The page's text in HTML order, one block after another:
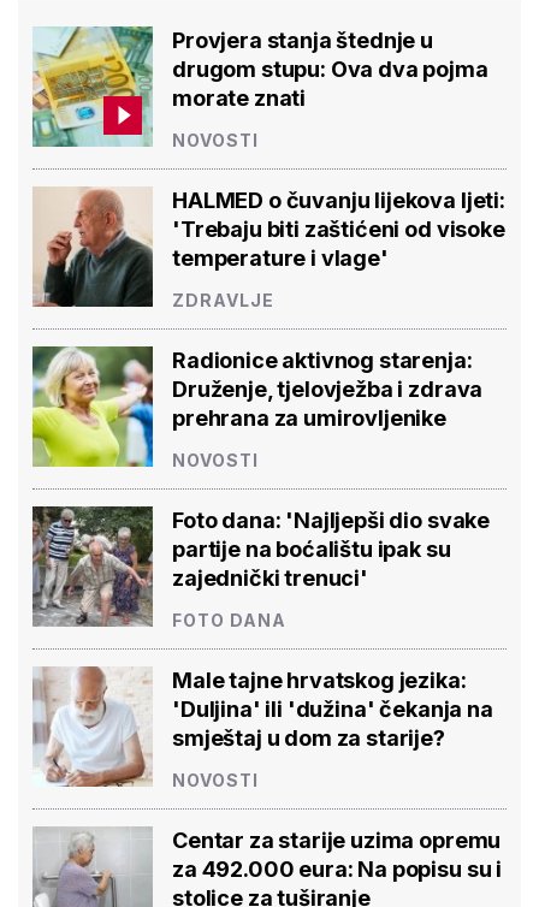
Provjera stanja štednje u
drugom stupu: Ova dva pojma
morate znati
NOVOSTI
HALMED o čuvanju lijekova ljeti:
'Trebaju biti zaštićeni od visoke
temperature i vlage'
ZDRAVLJE
Radionice aktivnog starenja:
Druženje, tjelovježba i zdrava
prehrana za umirovljenike
NOVOSTI
Foto dana: 'Najljepši dio svake
partije na boćalištu ipak su
zajednički trenuci'
FOTO DANA
Male tajne hrvatskog jezika:
'Duljina' ili 'dužina' čekanja na
smještaj u dom za starije?
NOVOSTI
Centar za starije uzima opremu
za 492.000 eura: Na popisu su i
stolice za tuširanje